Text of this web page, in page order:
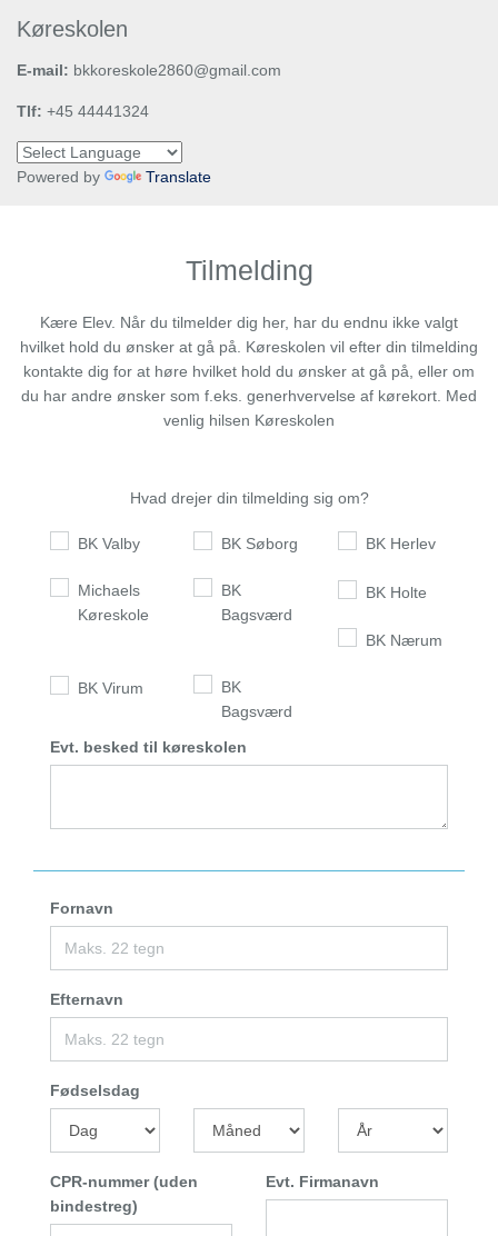
Køreskolen
E-mail: bkkoreskole2860@gmail.com
Tlf: +45 44441324
Powered by Translate
Tilmelding
Kære Elev. Når du tilmelder dig her, har du endnu ikke valgt
hvilket hold du ønsker at gå på. Køreskolen vil efter din tilmelding
kontakte dig for at høre hvilket hold du ønsker at gå på, eller om
du har andre ønsker som f.eks. generhvervelse af kørekort. Med
venlig hilsen Køreskolen
Hvad drejer din tilmelding sig om?
BK Valby BK Søborg BK Herlev
Michaels
Køreskole
BK
Bagsværd
BK Holte
BK Nærum
BK Virum
BK
Bagsværd
Evt. besked til køreskolen
Fornavn
Efternavn
Fødselsdag
CPR-nummer (uden
bindestreg)
Evt. Firmanavn